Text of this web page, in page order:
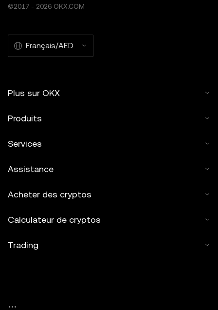
©2017 - 2026 OKX.COM
Français/AED
Plus sur OKX
Produits
Services
Assistance
Acheter des cryptos
Calculateur de cryptos
Trading